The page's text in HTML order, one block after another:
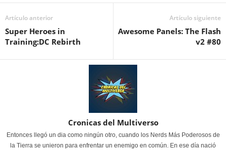
Artículo anterior
Super Heroes in
Training:DC Rebirth
Artículo siguiente
Awesome Panels: The Flash
v2 #80
Cronicas del Multiverso
Entonces llegó un dia como ningún otro, cuando los Nerds Más Poderosos de
la Tierra se unieron para enfrentar un enemigo en común. En ese día nació